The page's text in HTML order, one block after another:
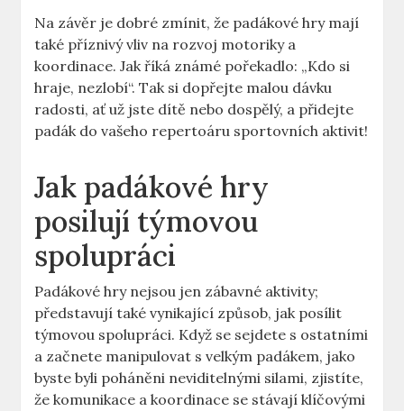
Na závěr je dobré zmínit, že padákové hry mají
také příznivý vliv na rozvoj motoriky a
koordinace. Jak říká známé pořekadlo: „Kdo si
hraje, nezlobí“. Tak si dopřejte malou dávku
radosti, ať už jste dítě nebo dospělý, a přidejte
padák do vašeho repertoáru sportovních aktivit!
Jak padákové hry
posilují týmovou
spolupráci
Padákové hry nejsou jen zábavné aktivity;
představují také vynikající způsob, jak posílit
týmovou spolupráci. Když se sejdete s ostatními
a začnete manipulovat s velkým padákem, jako
byste byli poháněni neviditelnými silami, zjistíte,
že komunikace a koordinace se stávají klíčovými